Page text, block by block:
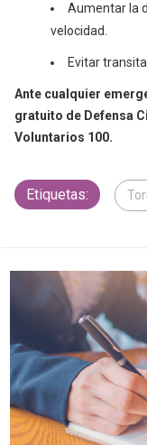
Aumentar la
velocidad.
Evitar
Ante cualquier
gratuito de Defensa
Voluntarios 100.
Etiquetas: